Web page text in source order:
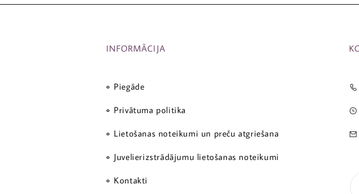
INFORMĀCIJA
Piegāde
Privātuma politika
Lietošanas noteikumi un preču atgriešana
Juvelierizstrādājumu lietošanas noteikumi
Kontakti